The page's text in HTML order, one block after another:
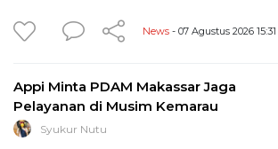
News - 07 Agustus 2026 15:31
Appi Minta PDAM Makassar Jaga
Pelayanan di Musim Kemarau
Syukur Nutu